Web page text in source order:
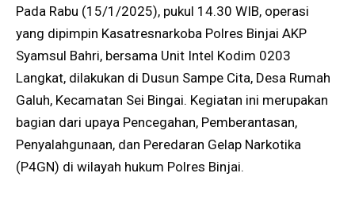
Pada Rabu (15/1/2025), pukul 14.30 WIB, operasi
yang dipimpin Kasatresnarkoba Polres Binjai AKP
Syamsul Bahri, bersama Unit Intel Kodim 0203
Langkat, dilakukan di Dusun Sampe Cita, Desa Rumah
Galuh, Kecamatan Sei Bingai. Kegiatan ini merupakan
bagian dari upaya Pencegahan, Pemberantasan,
Penyalahgunaan, dan Peredaran Gelap Narkotika
(P4GN) di wilayah hukum Polres Binjai.